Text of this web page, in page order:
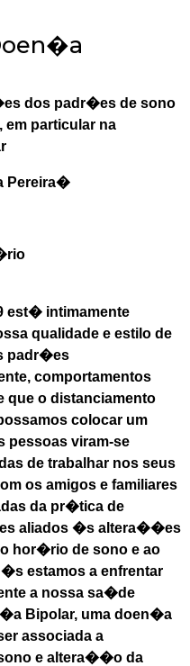
dos padr�es de sono
em particular na
Pereira�
est� intimamente
qualidade e estilo de
padr�es
comportamentos
que o distanciamento
colocar um
pessoas viram-se
de trabalhar nos seus
os amigos e familiares
da pr�tica de
aliados �s altera��es
hor�rio de sono e ao
estamos a enfrentar
a nossa sa�de
Bipolar, uma doen�a
associada a
e altera��o da